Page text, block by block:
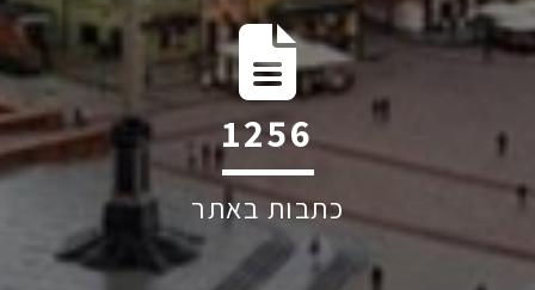
2177
כתבות באתר